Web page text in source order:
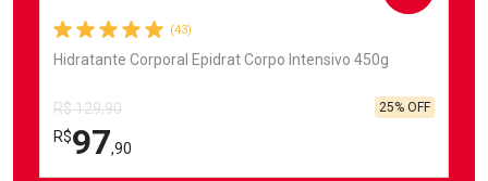
(43)
Hidratante Corporal Epidrat Corpo Intensivo 450g
R$ 129,90
R$97,90
25% OFF